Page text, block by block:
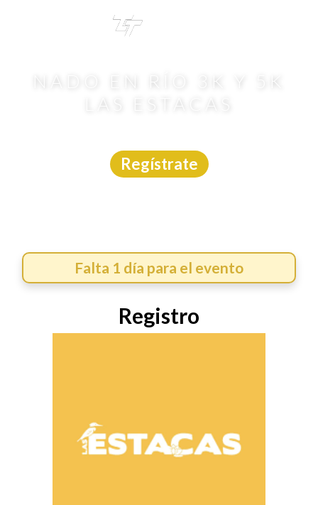
NADO EN RÍO 3K Y 5K
Regístrate
Falta 1 día para el evento
Registro